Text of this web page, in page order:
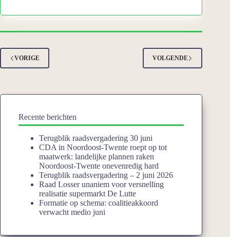
VORIGE VOLGENDE
Recente berichten
Terugblik raadsvergadering 30 juni
CDA in Noordoost-Twente roept op tot
maatwerk: landelijke plannen raken
Noordoost-Twente onevenredig hard
Terugblik raadsvergadering – 2 juni 2026
Raad Losser unaniem voor versnelling
realisatie supermarkt De Lutte
Formatie op schema: coalitieakkoord
verwacht medio juni